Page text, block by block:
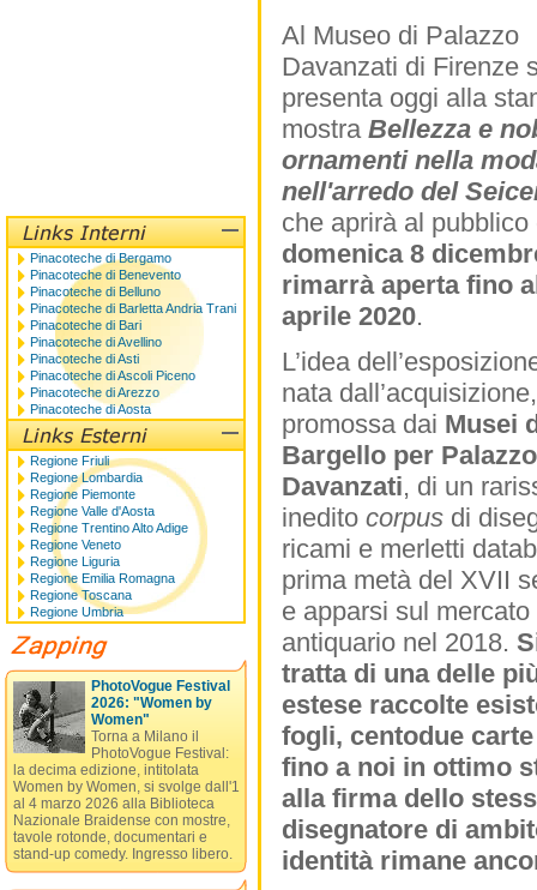
Al Museo di Palazzo
Davanzati di Firenze
presenta oggi alla
mostra Bellezza e
ornamenti nella
nell'arredo del
che aprirà al pubblico
domenica 8
rimarrà aperta fino
aprile 2020.
L’idea
nata dall’acquisizione,
promossa dai Musei
Bargello per Palazzo
Davanzati, di un
inedito corpus di
ricami e merletti
prima metà del XVII
e apparsi sul mercato
antiquario nel 2018.
tratta di una delle
estese raccolte
fogli, centodue
fino a noi in ottimo
alla firma dello
disegnatore di
identità rimane
Pinacoteche di Bergamo
Pinacoteche di Benevento
Pinacoteche di Belluno
Pinacoteche di Barletta Andria Trani
Pinacoteche di Bari
Pinacoteche di Avellino
Pinacoteche di Asti
Pinacoteche di Ascoli Piceno
Pinacoteche di Arezzo
Pinacoteche di Aosta
Regione Friuli
Regione Lombardia
Regione Piemonte
Regione Valle d'Aosta
Regione Trentino Alto Adige
Regione Veneto
Regione Liguria
Regione Emilia Romagna
Regione Toscana
Regione Umbria
PhotoVogue Festival
2026: "Women by
Women"
Torna a Milano il
PhotoVogue Festival:
la decima edizione, intitolata
Women by Women, si svolge dall'1
al 4 marzo 2026 alla Biblioteca
Nazionale Braidense con mostre,
tavole rotonde, documentari e
stand-up comedy. Ingresso libero.